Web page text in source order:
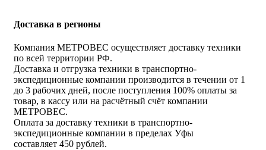
Доставка в регионы
Компания МЕТРОВЕС осуществляет доставку техники
по всей территории РФ.
Доставка и отгрузка техники в транспортно-
экспедиционные компании производится в течении от 1
до 3 рабочих дней, после поступления 100% оплаты за
товар, в кассу или на расчётный счёт компании
МЕТРОВЕС.
Оплата за доставку техники в транспортно-
экспедиционные компании в пределах Уфы
составляет 450 рублей.